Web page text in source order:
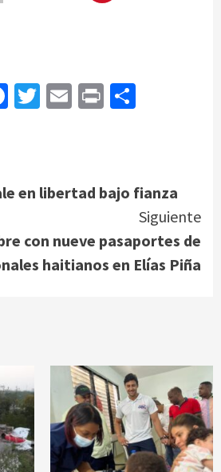
Facebook
Twitter
Email
Print
en libertad bajo fianza
Siguiente
con nueve pasaportes de
haitianos en Elías Piña